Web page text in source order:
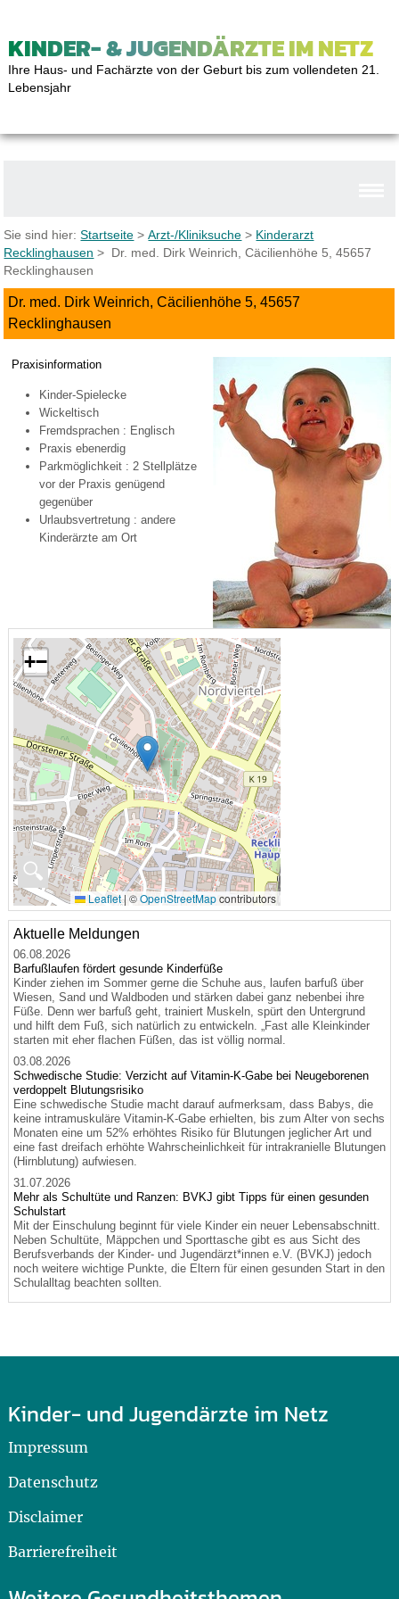
KINDER- & JUGENDÄRZTE IM NETZ
Ihre Haus- und Fachärzte von der Geburt bis zum vollendeten 21.
Lebensjahr
Sie sind hier:Startseite >Arzt-/Kliniksuche > Kinderarzt
Recklinghausen > Dr. med. Dirk Weinrich, Cäcilienhöhe 5, 45657
Recklinghausen
Dr. med. Dirk Weinrich, Cäcilienhöhe 5, 45657
Recklinghausen
Praxisinformation
Kinder-Spielecke
Wickeltisch
Fremdsprachen : Englisch
Praxis ebenerdig
Parkmöglichkeit : 2 Stellplätze
vor der Praxis genügend
gegenüber
Urlaubsvertretung : andere
Kinderärzte am Ort
🔍
+−
Leaflet| ©OpenStreetMapcontributors
Aktuelle Meldungen
06.08.2026
Barfußlaufen fördert gesunde Kinderfüße
Kinder ziehen im Sommer gerne die Schuhe aus, laufen barfuß über
Wiesen, Sand und Waldboden und stärken dabei ganz nebenbei ihre
Füße. Denn wer barfuß geht, trainiert Muskeln, spürt den Untergrund
und hilft dem Fuß, sich natürlich zu entwickeln. „Fast alle Kleinkinder
starten mit eher flachen Füßen, das ist völlig normal.
03.08.2026
Schwedische Studie: Verzicht auf Vitamin-K-Gabe bei Neugeborenen
verdoppelt Blutungsrisiko
Eine schwedische Studie macht darauf aufmerksam, dass Babys, die
keine intramuskuläre Vitamin-K-Gabe erhielten, bis zum Alter von sechs
Monaten eine um 52% erhöhtes Risiko für Blutungen jeglicher Art und
eine fast dreifach erhöhte Wahrscheinlichkeit für intrakranielle Blutungen
(Hirnblutung) aufwiesen.
31.07.2026
Mehr als Schultüte und Ranzen: BVKJ gibt Tipps für einen gesunden
Schulstart
Mit der Einschulung beginnt für viele Kinder ein neuer Lebensabschnitt.
Neben Schultüte, Mäppchen und Sporttasche gibt es aus Sicht des
Berufsverbands der Kinder- und Jugendärzt*innen e.V. (BVKJ) jedoch
noch weitere wichtige Punkte, die Eltern für einen gesunden Start in den
Schulalltag beachten sollten.
Kinder- und Jugendärzte im Netz
Impressum
Datenschutz
Disclaimer
Barrierefreiheit